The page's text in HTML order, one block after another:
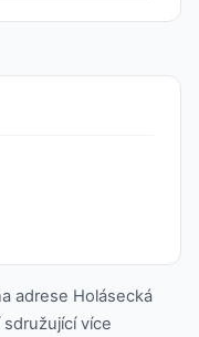
adrese Holásecká
více